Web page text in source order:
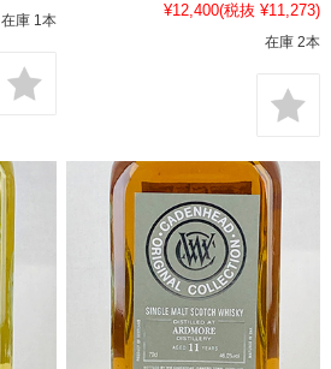
在庫 1本
¥12,400(税抜 ¥11,273)
在庫 2本